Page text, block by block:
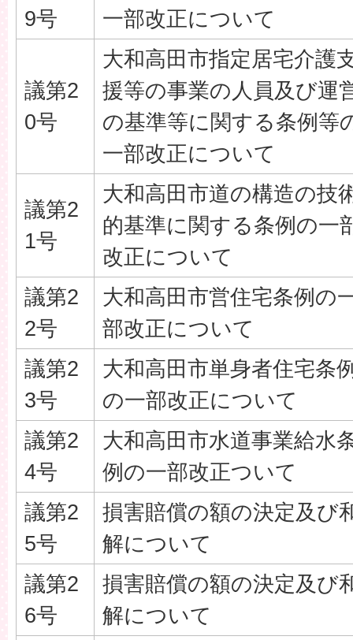
9号
一部改正について
議第2
0号
大和高田市指定居宅介護
援等の事業の人員及び運
の基準等に関する条例等
一部改正について
議第2
1号
大和高田市道の構造の技
的基準に関する条例の一
改正について
議第2
2号
大和高田市営住宅条例の
部改正について
議第2
3号
大和高田市単身者住宅条
の一部改正について
議第2
4号
大和高田市水道事業給水
例の一部改正ついて
議第2
5号
損害賠償の額の決定及び
解について
議第2
6号
損害賠償の額の決定及び
解について